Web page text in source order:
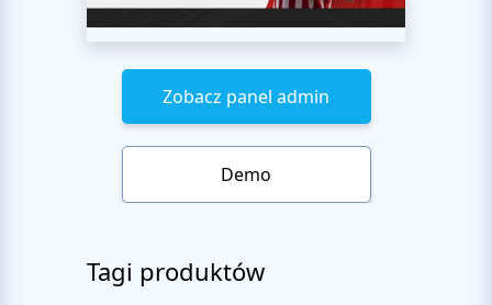
Zobacz panel admin
Demo
Tagi produktów